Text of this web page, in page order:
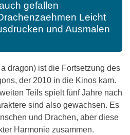
gefallen
Leicht
und Ausmalen
dragon) ist die Fortsetzung des
der 2010 in die Kinos kam.
Teils spielt fünf Jahre nach
sind also gewachsen. Es
und Drachen, aber diese
Harmonie zusammen.